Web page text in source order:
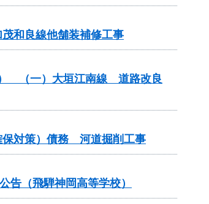
和良線他舗装補修工事
） （一）大垣江南線 道路改良
保対策）債務 河道掘削工事
告（飛騨神岡高等学校）